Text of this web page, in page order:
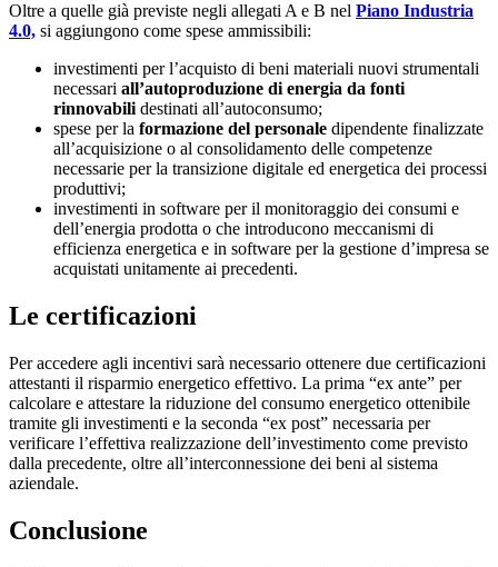
Oltre a quelle già previste negli allegati A e B nel Piano Industria
4.0, si aggiungono come spese ammissibili:
investimenti per l’acquisto di beni materiali nuovi strumentali
necessari all’autoproduzione di energia da fonti
rinnovabilidestinati all’autoconsumo;
spese per la formazione del personale dipendente finalizzate
all’acquisizione o al consolidamento delle competenze
necessarie per la transizione digitale ed energetica dei processi
produttivi;
investimenti in software per il monitoraggio dei consumi e
dell’energia prodotta o che introducono meccanismi di
efficienza energetica e in software per la gestione d’impresa se
acquistati unitamente ai precedenti.
Le certificazioni
Per accedere agli incentivi sarà necessario ottenere due certificazioni
attestanti il risparmio energetico effettivo. La prima “ex ante” per
calcolare e attestare la riduzione del consumo energetico ottenibile
tramite gli investimenti e la seconda “ex post” necessaria per
verificare l’effettiva realizzazione dell’investimento come previsto
dalla precedente, oltre all’interconnessione dei beni al sistema
aziendale.
Conclusione